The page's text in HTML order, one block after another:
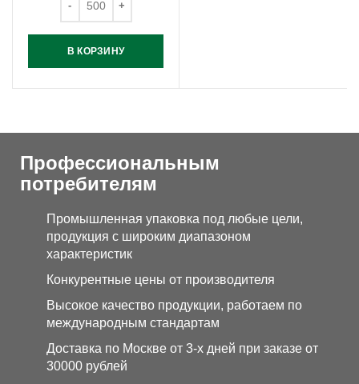
В КОРЗИНУ
Профессиональным
потребителям
Промышленная упаковка под любые цели,
продукция с широким диапазоном
характеристик
Конкурентные цены от производителя
Высокое качество продукции, работаем по
международным стандартам
Доставка по Москве от 3-х дней при заказе от
30000 рублей